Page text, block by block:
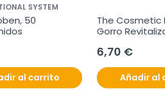
SYSTEM
50
al carrito
The Cosmetic
Gorro
6,70 €
Añadir al